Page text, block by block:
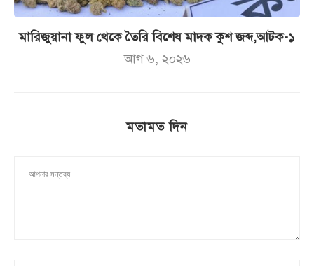
মারিজুয়ানা ফুল থেকে তৈরি বিশেষ মাদক কুশ জব্দ,আটক-১
আগ ৬, ২০২৬
মতামত দিন